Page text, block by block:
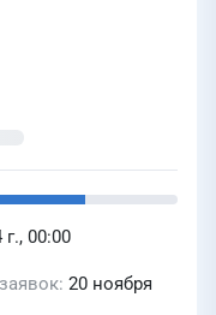
00:00
20 ноября